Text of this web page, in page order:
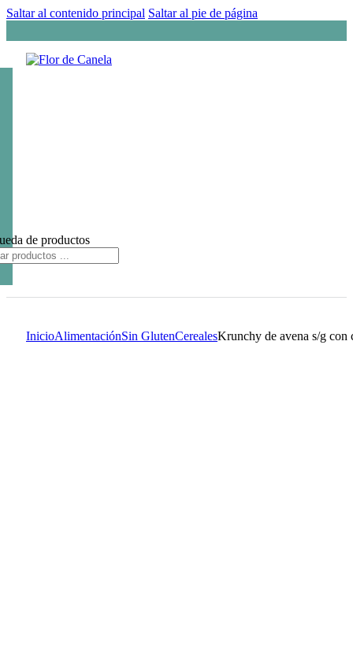
Saltar al contenido principal Saltar al pie de página
de productos
InicioAlimentaciónSin GlutenCerealesKrunchy de avena s/g con